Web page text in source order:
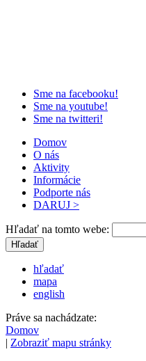
Sme na facebooku!
Sme na youtube!
Sme na twitteri!
Domov
O nás
Aktivity
Informácie
Podporte nás
DARUJ >
Hľadať na tomto webe:
hľadať
mapa
english
Práve sa nachádzate:
Domov
| Zobraziť mapu stránky